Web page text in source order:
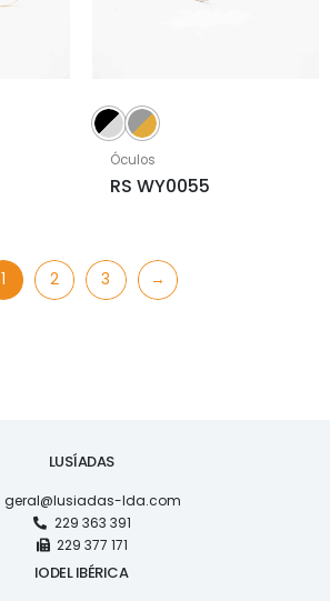
Óculos
RS WY0055
1 2 3 →
LUSÍADAS
geral@lusiadas-lda.com
229 363 391
229 377 171
IODEL IBÉRICA